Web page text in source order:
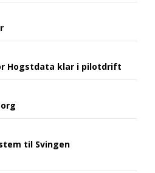
Hogstdata klar i pilotdrift
til Svingen